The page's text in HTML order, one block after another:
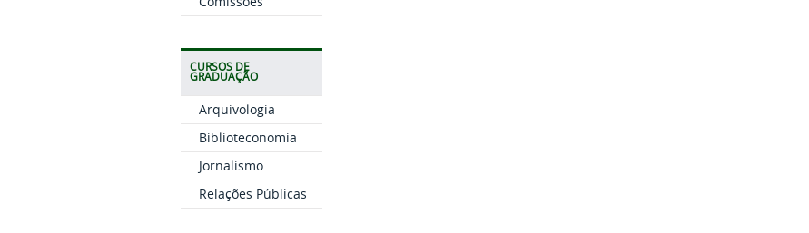
CURSOS DE
GRADUAÇÃO
Arquivologia
Biblioteconomia
Jornalismo
Relações Públicas